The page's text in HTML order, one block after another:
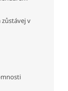
zůstávej v